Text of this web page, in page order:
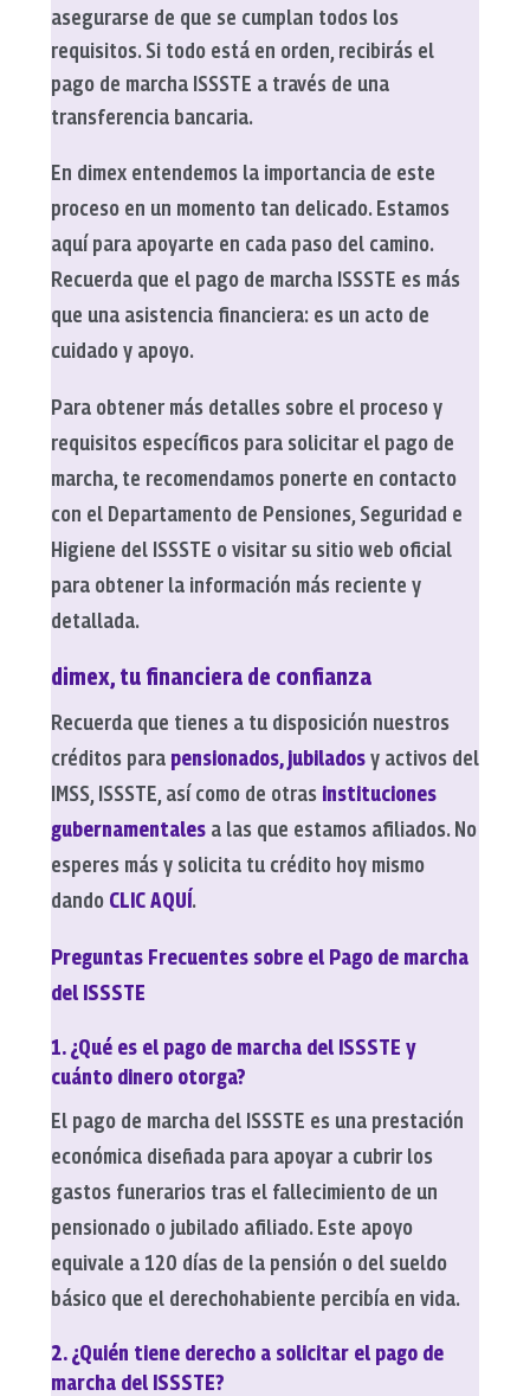
asegurarse de que se cumplan todos los
requisitos. Si todo está en orden, recibirás el
pago de marcha ISSSTE a través de una
transferencia bancaria.
En dimex entendemos la importancia de este
proceso en un momento tan delicado. Estamos
aquí para apoyarte en cada paso del camino.
Recuerda que el pago de marcha ISSSTE es más
que una asistencia financiera: es un acto de
cuidado y apoyo.
Para obtener más detalles sobre el proceso y
requisitos específicos para solicitar el pago de
marcha, te recomendamos ponerte en contacto
con el Departamento de Pensiones, Seguridad e
Higiene del ISSSTE o visitar su sitio web oficial
para obtener la información más reciente y
detallada.
dimex, tu financiera de confianza
Recuerda que tienes a tu disposición nuestros
créditos para pensionados, jubiladosy activos del
IMSS, ISSSTE, así como de otras instituciones
gubernamentalesa las que estamos afiliados. No
esperes más y solicita tu crédito hoy mismo
dando CLIC AQUÍ.
Preguntas Frecuentes sobre el Pago de marcha
del ISSSTE
1. ¿Qué es el pago de marcha del ISSSTE y
cuánto dinero otorga?
El pago de marcha del ISSSTE es una prestación
económica diseñada para apoyar a cubrir los
gastos funerarios tras el fallecimiento de un
pensionado o jubilado afiliado. Este apoyo
equivale a 120 días de la pensión o del sueldo
básico que el derechohabiente percibía en vida.
2. ¿Quién tiene derecho a solicitar el pago de
marcha del ISSSTE?